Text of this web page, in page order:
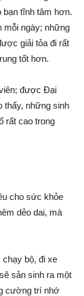
bạn tĩnh tâm hơn.
mỗi ngày; những
giải tỏa đi rất
tốt hơn.
được Đại
thấy, những sinh
rất cao trong
cho sức khỏe
dẻo dai, mà
bộ, đi xe
sản sinh ra một
cường trí nhớ